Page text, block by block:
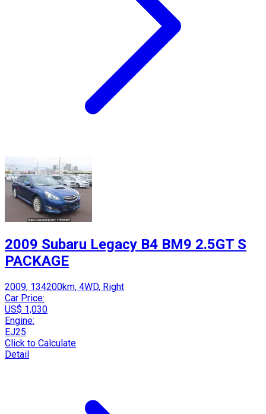
2009 Subaru Legacy B4 BM9 2.5GT S
PACKAGE
2009, 134200km, 4WD, Right
Car Price:
US$ 1,030
Engine:
EJ25
Click to Calculate
Detail